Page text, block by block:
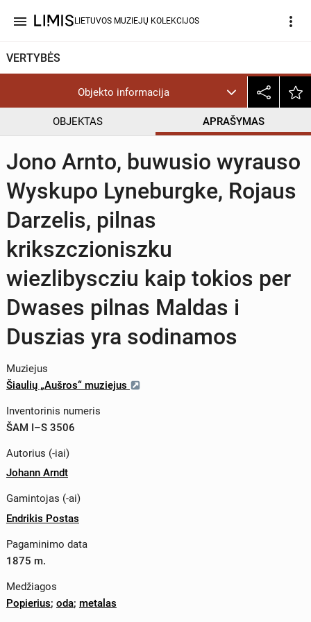
menu LIETUVOS MUZIEJŲ KOLEKCIJOS more_vert
VERTYBĖS
Objekto informacija
OBJEKTAS APRAŠYMAS
Jono Arnto, buwusio wyrauso
Wyskupo Lyneburgke, Rojaus
Darzelis, pilnas
krikszczioniszku
wiezlibyscziu kaip tokios per
Dwases pilnas Maldas i
Duszias yra sodinamos
Muziejus
Šiaulių „Aušros“ muziejus
Inventorinis numeris
ŠAM I–S 3506
Autorius (-iai)
Johann Arndt
Gamintojas (-ai)
Endrikis Postas
Pagaminimo data
1875 m.
Medžiagos
Popierius; oda; metalas